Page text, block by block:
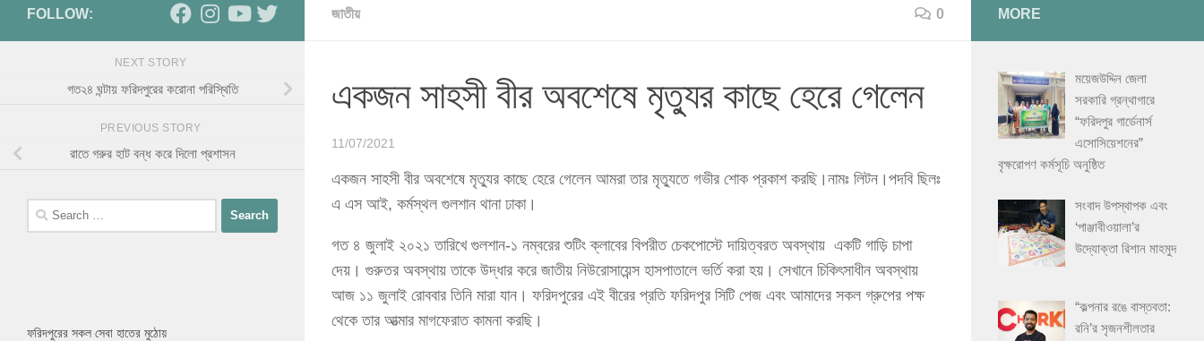
জাতীয় 0
একজন সাহসী বীর অবশেষে মৃত্যুর কাছে হেরে গেলেন
11/07/2021
একজন সাহসী বীর অবশেষে মৃত্যুর কাছে হেরে গেলেন আমরা তার মৃত্যুতে গভীর শোক প্রকাশ করছি।নামঃ লিটন।পদবি ছিলঃ
এ এস আই, কর্মস্থল গুলশান থানা ঢাকা।
গত ৪ জুলাই ২০২১ তারিখে গুলশান-১ নম্বরের শুটিং ক্লাবের বিপরীত চেকপোস্টে দায়িত্বরত অবস্থায় একটি গাড়ি চাপা
দেয়। গুরুতর অবস্থায় তাকে উদ্ধার করে জাতীয় নিউরোসায়েন্স হাসপাতালে ভর্তি করা হয়। সেখানে চিকিৎসাধীন অবস্থায়
আজ ১১ জুলাই রোববার তিনি মারা যান। ফরিদপুরের এই বীরের প্রতি ফরিদপুর সিটি পেজ এবং আমাদের সকল গ্রুপের পক্ষ
থেকে তার আত্মার মাগফেরাত কামনা করছি।
FOLLOW:
NEXT STORY
গত২৪ ঘন্টায় ফরিদপুরের করোনা পরিস্থিতি
PREVIOUS STORY
রাতে গরুর হাট বন্ধ করে দিলো প্রশাসন
Search
for:
ফরিদপুরের সকল সেবা হাতের মুঠোয়
MORE
ময়েজউদ্দিন জেলা
সরকারি গ্রন্থাগারে
“ফরিদপুর গার্ডেনার্স
এসোসিয়েশনের”
বৃক্ষরোপণ কর্মসূচি অনুষ্ঠিত
সংবাদ উপস্থাপক এবং
‘পাঞ্জাবীওয়ালা’র
উদ্যোক্তা রিশান মাহমুদ
“কল্পনার রঙে বাস্তবতা:
রনি’র সৃজনশীলতার